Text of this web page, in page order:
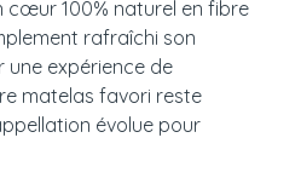
cœur 100% naturel en fibre
rafraîchi son
expérience de
matelas favori reste
évolue pour